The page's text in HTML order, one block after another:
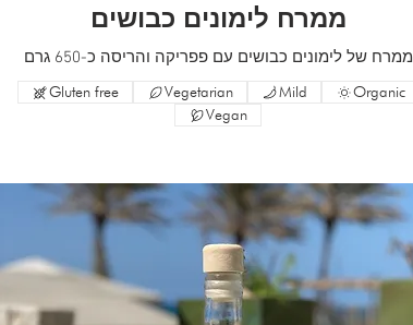
ממרח לימונים כבושים
ממרח של לימונים כבושים עם פפריקה והריסה כ-650 גרם
Gluten free Vegetarian Mild
Organic
Vegan